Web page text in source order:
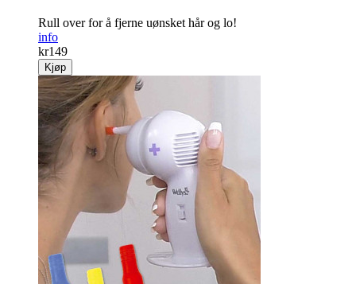
Rull over for å fjerne uønsket hår og lo!
info
kr149
Kjøp